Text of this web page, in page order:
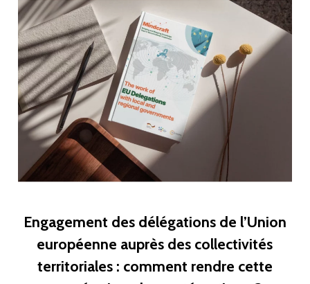
Engagement des délégations de l’Union
européenne auprès des collectivités
territoriales : comment rendre cette